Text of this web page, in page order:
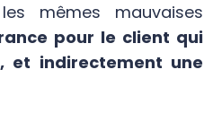
mêmes mauvaises
pour le client qui
et indirectement une